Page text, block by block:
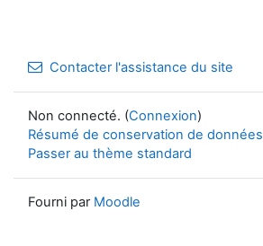
Contacter l'assistance du site
Non connecté. (Connexion)
Résumé de conservation de données
Passer au thème standard
Fourni par Moodle